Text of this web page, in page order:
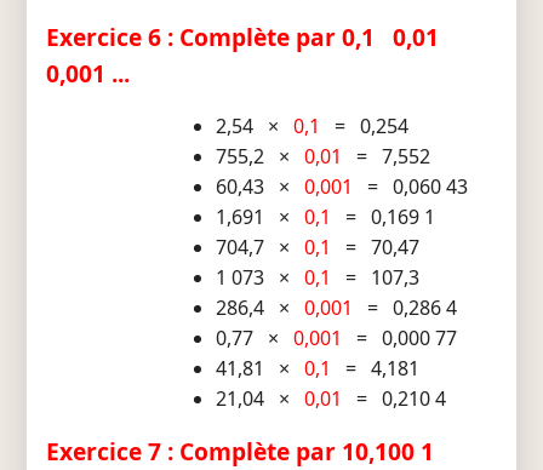
Exercice 6 : Complète par 0,1 0,01
0,001 ...
2,54 ×0,1
= 0,254
755,2 ×0,01
= 7,552
60,43 ×0,001
= 0,060 43
1,691 ×0,1
= 0,169 1
704,7 ×0,1
= 70,47
1 073 ×0,1
= 107,3
286,4 ×0,001
= 0,286 4
0,77 ×0,001
= 0,000 77
41,81 ×0,1
= 4,181
21,04 ×0,01 = 0,210 4
Exercice 7 : Complète par 10,100 1